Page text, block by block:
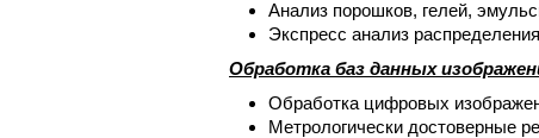
Анализ порошков, гелей,
Экспресс анализ
Обработка баз данных
Обработка цифровых
Метрологически достоверные